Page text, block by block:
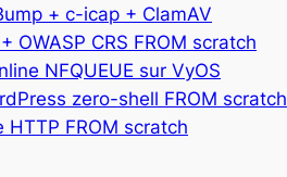
+ c-icap + ClamAV
OWASP CRS FROM scratch
NFQUEUE sur VyOS
zero-shell FROM scratch
FROM scratch